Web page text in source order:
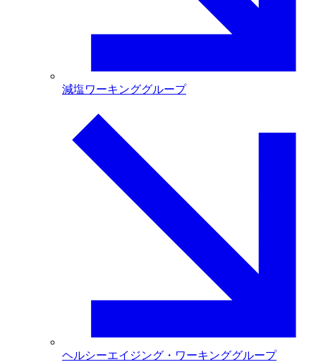
減塩ワーキンググループ
ヘルシーエイジング・ワーキンググループ